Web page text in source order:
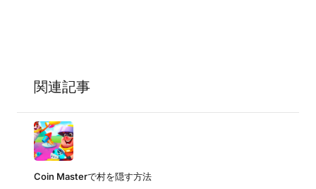
関連記事
Coin Masterで村を隠す方法